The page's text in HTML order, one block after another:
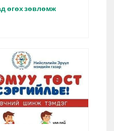
өгөх зөвлөмж